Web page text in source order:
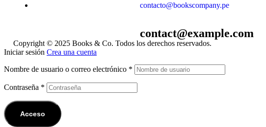
contacto@bookscompany.pe
contact@example.com
Copyright © 2025 Books & Co. Todos los derechos reservados.
Iniciar sesión Crea una cuenta
Nombre de usuario o correo electrónico *
Contraseña *
Acceso